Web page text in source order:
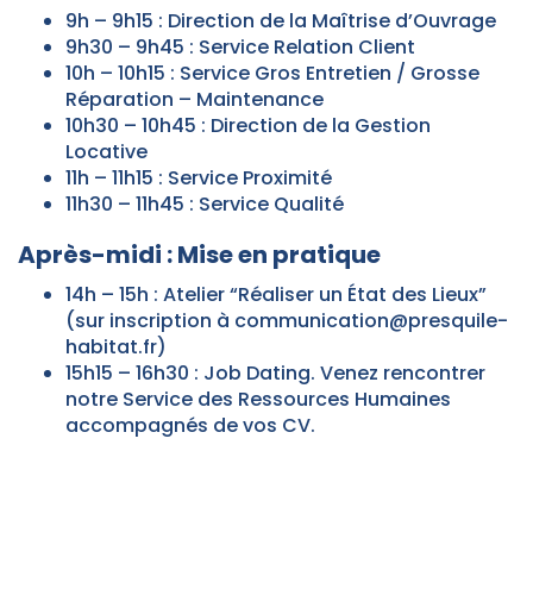
9h – 9h15 : Direction de la Maîtrise d’Ouvrage
9h30 – 9h45 : Service Relation Client
10h – 10h15 : Service Gros Entretien / Grosse
Réparation – Maintenance
10h30 – 10h45 : Direction de la Gestion
Locative
11h – 11h15 : Service Proximité
11h30 – 11h45 : Service Qualité
Après-midi : Mise en pratique
14h – 15h : Atelier “Réaliser un État des Lieux”
(sur inscription à communication@presquile-
habitat.fr)
15h15 – 16h30 : Job Dating. Venez rencontrer
notre Service des Ressources Humaines
accompagnés de vos CV.